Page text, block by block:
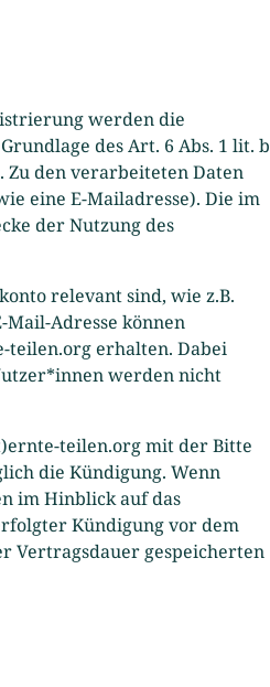
werden die
des Art. 6 Abs. 1 lit. b
Zu den verarbeiteten Daten
eine E-Mailadresse). Die im
der Nutzung des
relevant sind, wie z.B.
Adresse können
teilen.org erhalten. Dabei
werden nicht
teilen.org mit der Bitte
die Kündigung. Wenn
im Hinblick auf das
Kündigung vor dem
Vertragsdauer gespeicherten